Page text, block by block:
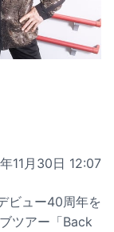
11月30日 12:07
ビュー40周年を
ツアー「Back